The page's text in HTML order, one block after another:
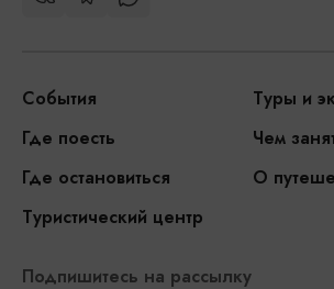
События
Туры и
Где поесть
Чем
Где остановиться
О
Туристический центр
Подпишитесь на рассылку